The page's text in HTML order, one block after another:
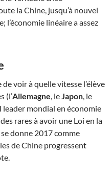
la Chine, jusqu’à nouvel
l’économie linéaire a assez
voir à quelle vitesse l’élève
(l’Allemagne, leJapon, le
leader mondial en économie
rares à avoir une Loi en la
se donne 2017 comme
de Chine progressent